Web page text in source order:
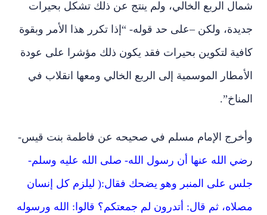
شمال الربع الخالي، ولم ينتج عن ذلك تشكل بحيرات
جديدة، ولكن –على حد قوله- “إذا تكرر هذا الأمر وبقوة
كافية لتكوين بحيرات فقد يكون ذلك مؤشرا على عودة
الأمطار الموسمية إلى الربع الخالي ومعها انقلاب في
المناخ”.
وأخرج الإمام مسلم في صحيحه عن فاطمة بنت قيس-
ر ضي الله عنها أن رسول الله- صلى الله عليه وسلم-
جلس على المنبر وهو يضحك فقال:( ليلزم كل إنسان
مصلاه، ثم قال: أتدرون لم جمعتكم؟ قالوا: الله ورسوله